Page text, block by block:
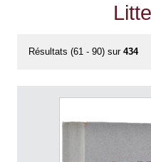
Résultats (61 - 90) sur 434